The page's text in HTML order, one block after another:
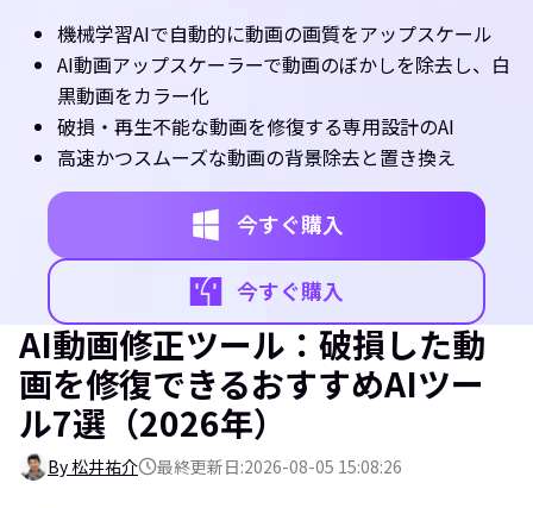
機械学習AIで自動的に動画の画質をアップスケール
AI動画アップスケーラーで動画のぼかしを除去し、白
黒動画をカラー化
破損・再生不能な動画を修復する専用設計のAI
高速かつスムーズな動画の背景除去と置き換え
今すぐ購入
今すぐ購入
AI動画修正ツール：破損した動
画を修復できるおすすめAIツー
ル7選（2026年）
By 松井祐介 最終更新日:2026-08-05 15:08:26